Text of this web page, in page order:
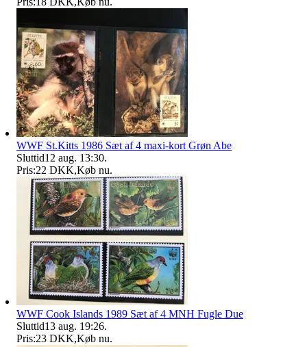
WWF St.Kitts 1986 Sæt af 4 maxi-kort Grøn Abe
Sluttid12 aug. 13:30.
Pris:22 DKK,Køb nu.
WWF Cook Islands 1989 Sæt af 4 MNH Fugle Due
Sluttid13 aug. 19:26.
Pris:23 DKK,Køb nu.